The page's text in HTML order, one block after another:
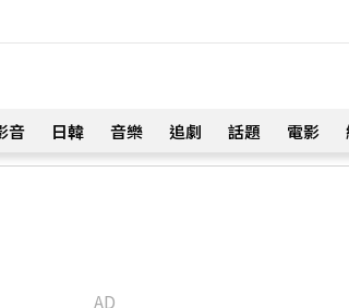
音 日韓 音樂 追劇 話題 電影